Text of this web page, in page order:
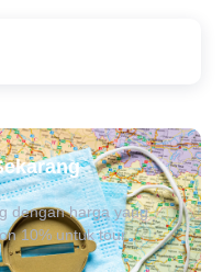
dengan harga yang
10% untuk tour